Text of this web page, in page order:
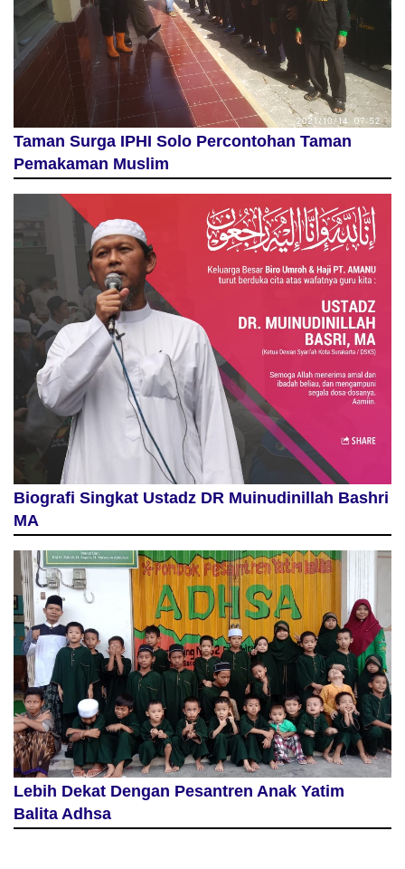
Taman Surga IPHI Solo Percontohan Taman
Pemakaman Muslim
Biografi Singkat Ustadz DR Muinudinillah Bashri
MA
Lebih Dekat Dengan Pesantren Anak Yatim
Balita Adhsa